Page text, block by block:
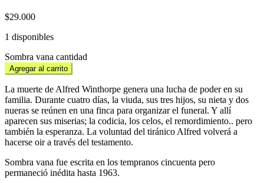
$29.000
1 disponibles
Sombra vana cantidad
Agregar al carrito
La muerte de Alfred Winthorpe genera una lucha de poder en su
familia. Durante cuatro días, la viuda, sus tres hijos, su nieta y dos
nueras se reúnen en una finca para organizar el funeral. Y allí
aparecen sus miserias; la codicia, los celos, el remordimiento.. pero
también la esperanza. La voluntad del tiránico Alfred volverá a
hacerse oir a través del testamento.
Sombra vana fue escrita en los tempranos cincuenta pero
permaneció inédita hasta 1963.